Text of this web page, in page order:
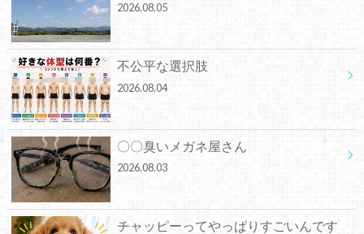
2026.08.05
不公平な選択肢
2026.08.04
〇〇臭いメガネ屋さん
2026.08.03
チャッピーってやっぱりすごいんです